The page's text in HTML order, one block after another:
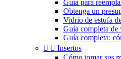
Guía para
Obtenga un
Vidrio de estufa
Guía completa de
Guía completa:
  Insertos
Cómo tomar sus